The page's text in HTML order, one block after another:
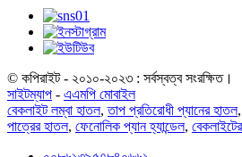
© কপিরাইট - ২০১০-২০২৩ : সর্বস্বত্ব সংরক্ষিত।
সাইটম্যাপ - এএমপি মোবাইল
বেকলাইট লম্বা হাতল,তাপ প্রতিরোধী প্যানের হাতল,
পাত্রের হাতল, ফেনোলিক প্যান হ্যান্ডেল,